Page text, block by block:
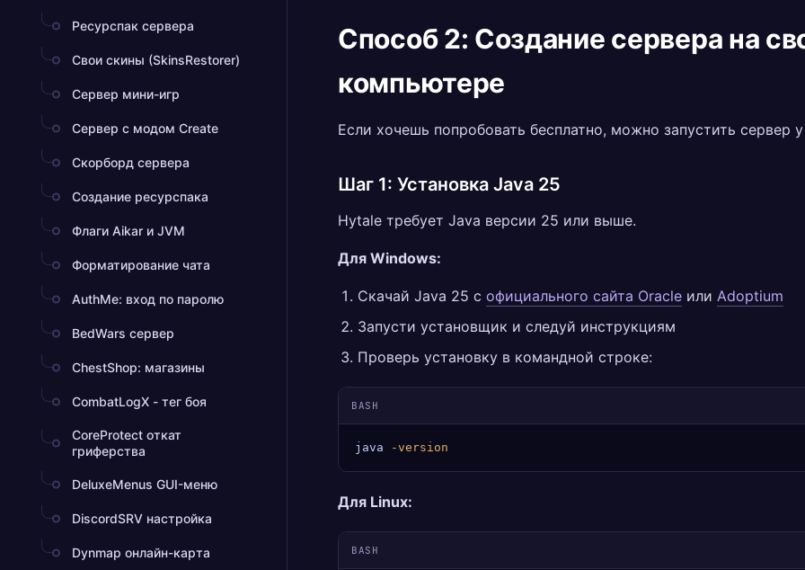
Ресурспак сервера
Свои скины (SkinsRestorer)
Сервер мини-игр
Сервер с модом Create
Скорборд сервера
Создание ресурспака
Флаги Aikar и JVM
Форматирование чата
AuthMe: вход по паролю
BedWars сервер
ChestShop: магазины
CombatLogX - тег боя
CoreProtect откат
гриферства
DeluxeMenus GUI-меню
DiscordSRV настройка
Dynmap онлайн-карта
Способ 2: Создание сервера на
компьютере
Если хочешь попробовать бесплатно, можно запустить сервер
Шаг 1: Установка Java 25
Hytale требует Java версии 25 или выше.
Для Windows:
Скачай Java 25 с официального сайта Oracle или Adoptium
Запусти установщик и следуй инструкциям
Проверь установку в командной строке:
BASH
java -version
Для Linux:
BASH